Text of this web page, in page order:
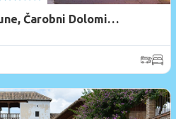
Čarobni Dolomiti